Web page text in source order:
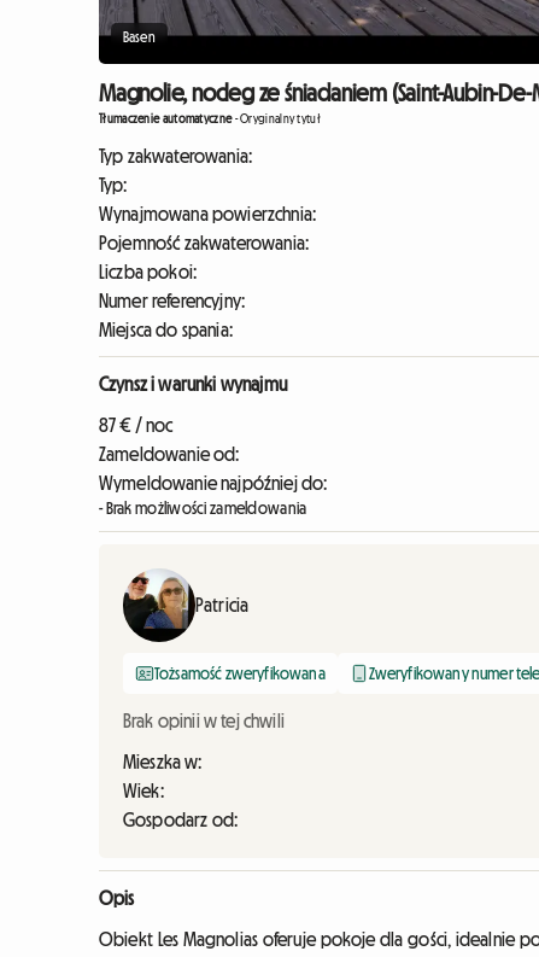
Basen
Magnolie, nocleg ze śniadaniem (Saint-Aubin-De-
Tłumaczenie automatyczne-Oryginalny tytuł
Typ zakwaterowania:
Typ:
Wynajmowana powierzchnia:
Pojemność zakwaterowania:
Liczba pokoi:
Numer referencyjny:
Miejsca do spania:
Czynsz i warunki wynajmu
87 € / noc
Zameldowanie od:
Wymeldowanie najpóźniej do:
- Brak możliwości zameldowania
Patricia
Tożsamość zweryfikowana Zweryfikowany numer
Brak opinii w tej chwili
Mieszka w:
Wiek:
Gospodarz od:
Opis
Obiekt Les Magnolias oferuje pokoje dla gości, idealnie